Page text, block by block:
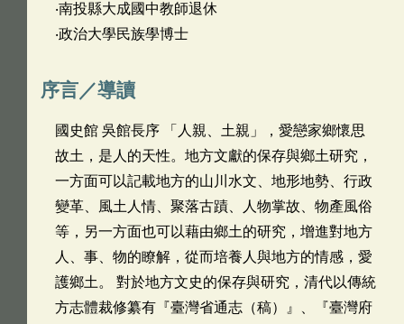
‧南投縣大成國中教師退休
‧政治大學民族學博士
序言／導讀
國史館 吳館長序 「人親、土親」，愛戀家鄉懷思
故土，是人的天性。地方文獻的保存與鄉土研究，
一方面可以記載地方的山川水文、地形地勢、行政
變革、風土人情、聚落古蹟、人物掌故、物產風俗
等，另一方面也可以藉由鄉土的研究，增進對地方
人、事、物的瞭解，從而培養人與地方的情感，愛
護鄉土。 對於地方文史的保存與研究，清代以傳統
方志體裁修纂有『臺灣省通志（稿）』、『臺灣府